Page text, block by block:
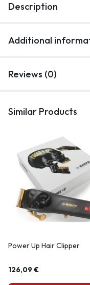
Description
Additional
Reviews (0)
Similar Products
Power Up Hair Clipper
126,09€